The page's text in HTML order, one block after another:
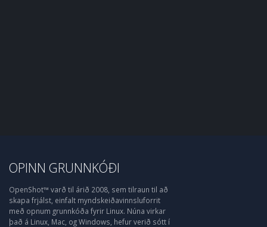
OPINN GRUNNKÓÐI
OpenShot™ varð til árið 2008, sem tilraun til að
skapa frjálst, einfalt myndskeiðavinnsluforrit
með opnum grunnkóða fyrir Linux. Núna virkar
það á Linux, Mac, og Windows, hefur verið sótt í